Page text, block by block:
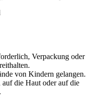
Verpackung oder
von Kindern gelangen.
die Haut oder auf die